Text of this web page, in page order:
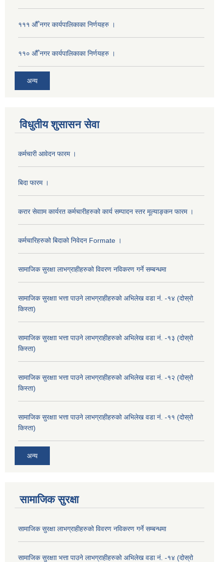
१११ औँ नगर कार्यपालिकाका निर्णयहरु ।
११० औँ नगर कार्यपालिकाका निर्णयहरु ।
अन्य
विधुतीय शुसासन सेवा
कर्मचारी आवेदन फारम ।
बिदा फारम ।
करार सेवााम कार्यरत कर्मचारीहरुको कार्य सम्पादन स्तर मूल्याङ्कन फारम ।
कर्मचारिहरुको बिदाको निवेदन Formate ।
सामाजिक सुरक्षा लाभग्राहीहरुको विवरण नविकरण गर्ने सम्बन्धमा
सामाजिक सुरक्षाा भत्ता पाउने लाभग्राहीहरुको अभिलेख वडा नं. -१४ (दोस्रो
किस्ता)
सामाजिक सुरक्षाा भत्ता पाउने लाभग्राहीहरुको अभिलेख वडा नं. -१३ (दोस्रो
किस्ता)
सामाजिक सुरक्षाा भत्ता पाउने लाभग्राहीहरुको अभिलेख वडा नं. -१२ (दोस्रो
किस्ता)
सामाजिक सुरक्षाा भत्ता पाउने लाभग्राहीहरुको अभिलेख वडा नं. -११ (दोस्रो
किस्ता)
अन्य
सामाजिक सुरक्षा
सामाजिक सुरक्षा लाभग्राहीहरुको विवरण नविकरण गर्ने सम्बन्धमा
सामाजिक सुरक्षाा भत्ता पाउने लाभग्राहीहरुको अभिलेख वडा नं. -१४ (दोस्रो